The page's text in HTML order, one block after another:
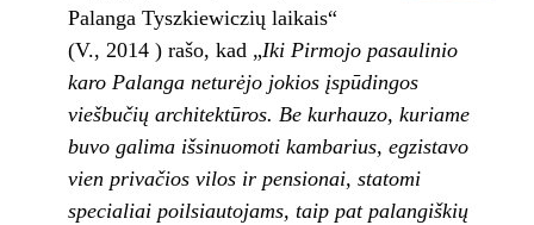
Palanga Tyszkiewiczių laikais“
(V., 2014 ) rašo, kad „Iki Pirmojo pasaulinio
karo Palanga neturėjo jokios įspūdingos
viešbučių architektūros. Be kurhauzo, kuriame
buvo galima išsinuomoti kambarius, egzistavo
vien privačios vilos ir pensionai, statomi
specialiai poilsiautojams, taip pat palangiškių